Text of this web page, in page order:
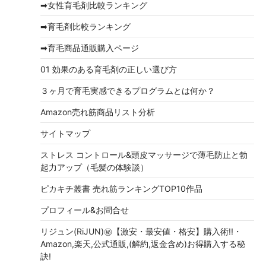
➡女性育毛剤比較ランキング
➡育毛剤比較ランキング
➡育毛商品通販購入ページ
01 効果のある育毛剤の正しい選び方
３ヶ月で育毛実感できるプログラムとは何か？
Amazon売れ筋商品リスト分析
サイトマップ
ストレス コントロール&頭皮マッサージで薄毛防止と勃
起力アップ（毛髪の体験談）
ピカキチ叢書 売れ筋ランキングTOP10作品
プロフィール&お問合せ
リジュン(RiJUN)㊙【激安・最安値・格安】購入術!!・
Amazon,楽天,公式通販,(解約,返金含め)お得購入する秘
訣!